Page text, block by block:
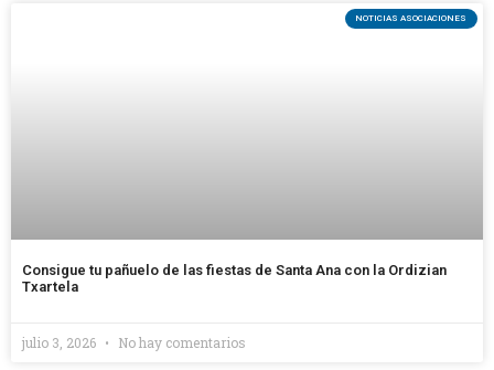
NOTICIAS ASOCIACIONES
Consigue tu pañuelo de las fiestas de Santa Ana con la Ordizian
Txartela
julio 3, 2026 No hay comentarios